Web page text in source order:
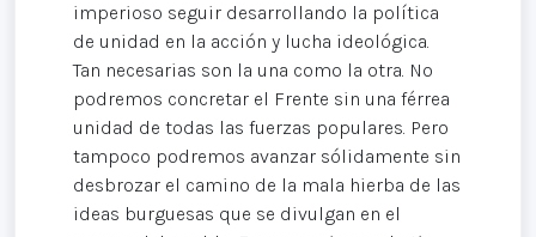
imperioso seguir desarrollando la política
de unidad en la acción y lucha ideológica.
Tan necesarias son la una como la otra. No
podremos concretar el Frente sin una férrea
unidad de todas las fuerzas populares. Pero
tampoco podremos avanzar sólidamente sin
desbrozar el camino de la mala hierba de las
ideas burguesas que se divulgan en el